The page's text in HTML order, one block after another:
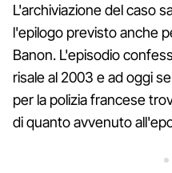
L'archiviazione del caso
l'epilogo previsto anche
Banon. L'episodio
risale al 2003 e ad oggi
per la polizia francese
di quanto avvenuto